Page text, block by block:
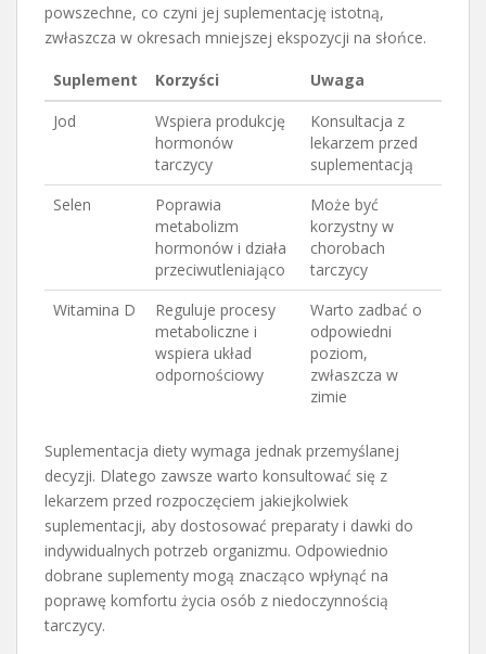
powszechne, co czyni jej suplementację istotną,
zwłaszcza w okresach mniejszej ekspozycji na słońce.
Suplement Korzyści
Uwaga
Jod
Wspiera produkcję
hormonów
tarczycy
Konsultacja z
lekarzem przed
suplementacją
Selen
Poprawia
metabolizm
hormonów i działa
przeciwutleniająco
Może być
korzystny w
chorobach
tarczycy
Witamina D
Reguluje procesy
metaboliczne i
wspiera układ
odpornościowy
Warto zadbać o
odpowiedni
poziom,
zwłaszcza w
zimie
Suplementacja diety wymaga jednak przemyślanej
decyzji. Dlatego zawsze warto konsultować się z
lekarzem przed rozpoczęciem jakiejkolwiek
suplementacji, aby dostosować preparaty i dawki do
indywidualnych potrzeb organizmu. Odpowiednio
dobrane suplementy mogą znacząco wpłynąć na
poprawę komfortu życia osób z niedoczynnością
tarczycy.